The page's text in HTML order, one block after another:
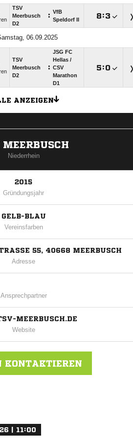
TSV
Meerbusch
D2
: VfB
Speldorf II
:
06.09.2025
TSV
Meerbusch
D2
:
JSG FC
Hellas /​
CSV
Marathon
D1
:
ANZEIGEN
Niederrhein
2015
Gründungsjahr
GELB-BLAU
Vereinsfarben
55, 40668 MEERBUSCH
Adresse
Ansprechpartner
MEERBUSCH.DE
Website
KONTAKTIEREN
| 11:00